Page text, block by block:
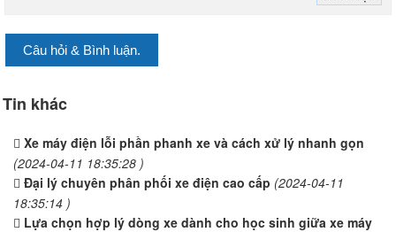
Câu hỏi & Bình luận.
Tin khác
Xe máy điện lỗi phần phanh xe và cách xử lý nhanh gọn
(2024-04-11 18:35:28 )
Đại lý chuyên phân phối xe điện cao cấp (2024-04-11
18:35:14 )
Lựa chọn hợp lý dòng xe dành cho học sinh giữa xe máy